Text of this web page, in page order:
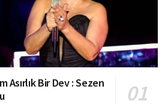
Asırlık Bir Dev : Sezen